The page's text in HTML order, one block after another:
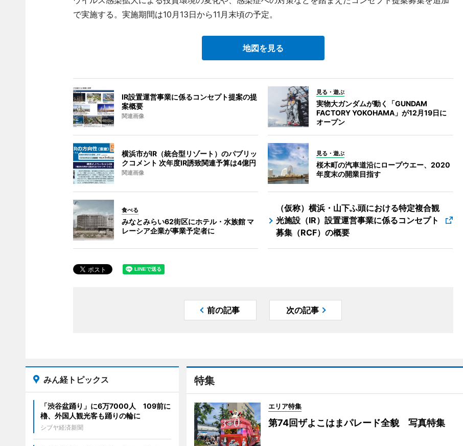
で実施する。実施期間は10月13日から11月末頃の予定。
地図を見る
IR設置運営事業に係るコンセプト提案の提
案概要
関連画像
見る・遊ぶ
実物大ガンダムが動く「GUNDAM
FACTORY YOKOHAMA」が12月19日に
オープン
横浜市がIR（統合型リゾート）のパブリッ
クコメント 次年度IR誘致関連予算は4億円
関連画像
見る・遊ぶ
桜木町の汽車道沿にロープウエー、2020
年度末の開業目指す
食べる
みなとみらい62街区にホテル・水族館 マ
レーシア企業が事業予定者に
（仮称）横浜・山下ふ頭における特定複合観
光施設（IR）設置運営事業に係るコンセプト
募集（RCF）の概要
前の記事 次の記事
特集
エリア特集
第74回ザよこはまパレード全貌 写真特集
みん経トピックス
「渋谷盆踊り」に6万7000人 109前に
櫓、外国人観光客も踊りの輪に
シブヤ経済新聞